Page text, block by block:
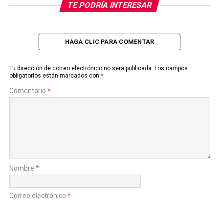
TE PODRÍA INTERESAR
HAGA CLIC PARA COMENTAR
Tu dirección de correo electrónico no será publicada. Los campos
obligatorios están marcados con *
Comentario *
Nombre *
Correo electrónico *